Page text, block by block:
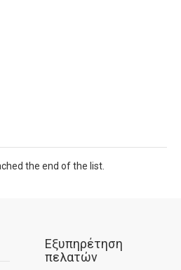
the end of the list.
Εξυπηρέτηση
πελατών